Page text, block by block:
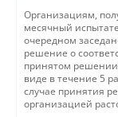
Организациям,
месячный
очередном
решение о
принятом
виде в течение 5
случае принятия
организацией